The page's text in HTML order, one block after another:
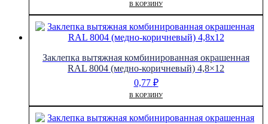
В КОРЗИНУ
Заклепка вытяжная комбинированная окрашенная
RAL 8004 (медно-коричневый) 4,8×12
0,77 ₽
В КОРЗИНУ